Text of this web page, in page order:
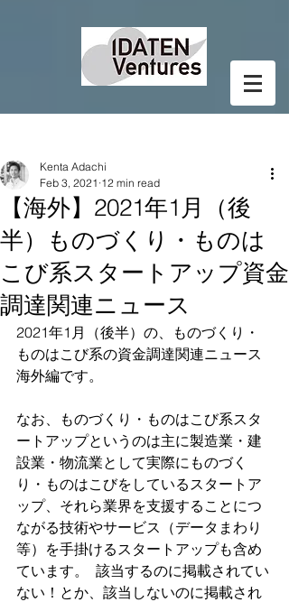
【海外】2021年1月（後
半）ものづくり・ものは
こび系スタートアップ資金
調達関連ニュース
Kenta Adachi
Feb 3, 2021 12 min read
2021年1月（後半）の、ものづくり・
ものはこび系の資金調達関連ニュース
海外編です。
なお、ものづくり・ものはこび系スタ
ートアップというのは主に製造業・建
設業・物流業として実際にものづく
り・ものはこびをしているスタートア
ップ、それら業界を支援することにつ
ながる技術やサービス（データまわり
等）を手掛けるスタートアップも含め
ています。  該当するのに掲載されてい
ない！とか、該当しないのに掲載され